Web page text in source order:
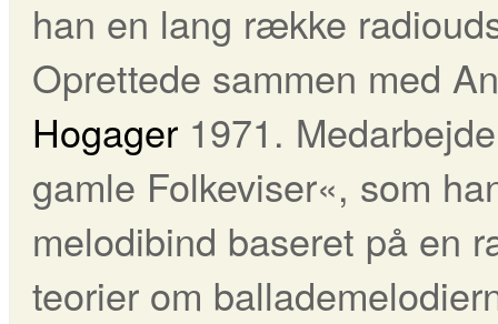
han en lang række
Oprettede sammen med
Hogager 1971.
gamle Folkeviser«, som
melodibind baseret på en
teorier om